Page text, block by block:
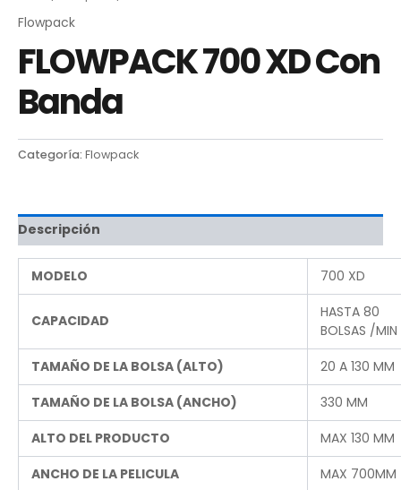
Flowpack
FLOWPACK 700 XD Con
Banda
Categoría: Flowpack
Descripción
MODELO 700 XD
CAPACIDAD
HASTA 80
BOLSAS /MIN
TAMAÑO DE LA BOLSA (ALTO)
20 A 130 MM
TAMAÑO DE LA BOLSA (ANCHO)
330 MM
ALTO DEL PRODUCTO
MAX 130 MM
ANCHO DE LA PELICULA
MAX 700MM